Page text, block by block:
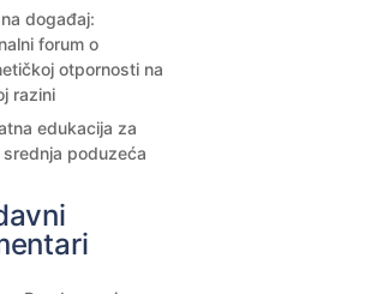
događaj:
forum o
otpornosti na
razini
edukacija za
srednja poduzeća